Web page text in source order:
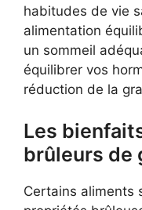
habitudes de vie
alimentation
un sommeil
équilibrer vos
réduction de la
Les
brûleurs de
Certains aliments